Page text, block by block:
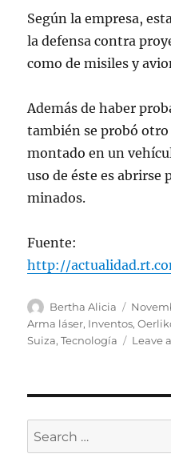
Según la empresa,
la defensa contra
como de misiles y
Además de haber
también se probó otro
montado en un
uso de éste es abrirse
minados.
Fuente:
http://
Author
Bertha Alicia
Posted
on
Arma láser, Inventos,
Suiza,Tecnología Leave
Search
for: